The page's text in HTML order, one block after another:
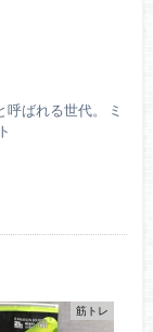
ばれる世代。 ミ
筋トレ